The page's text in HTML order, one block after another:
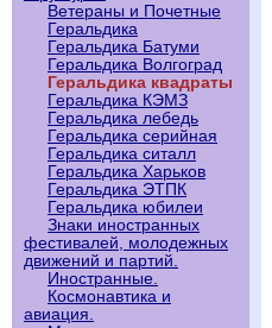
Ветераны и Почетные
Геральдика
Геральдика Батуми
Геральдика Волгоград
Геральдика квадраты
Геральдика КЭМЗ
Геральдика лебедь
Геральдика серийная
Геральдика ситалл
Геральдика Харьков
Геральдика ЭТПК
Геральдика юбилеи
Знаки иностранных
фестивалей, молодежных
движений и партий.
Иностранные.
Космонавтика и
авиация.